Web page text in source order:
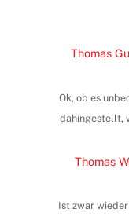
Thomas
Ok, ob es
dahingestellt,
Thomas
Ist zwar